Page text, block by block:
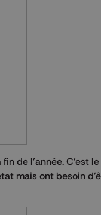
de l’année. C’est
mais ont besoin